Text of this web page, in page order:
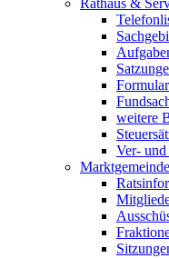
Rathaus &
weitere
Ver-